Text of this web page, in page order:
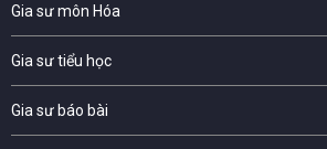
Gia sư môn Hóa
Gia sư tiểu học
Gia sư báo bài